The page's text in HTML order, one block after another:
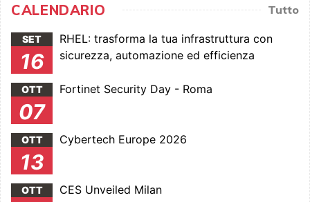
CALENDARIO Tutto
SET
16
RHEL: trasforma la tua infrastruttura con
sicurezza, automazione ed efficienza
OTT
07
Fortinet Security Day - Roma
OTT
13
Cybertech Europe 2026
OTT CES Unveiled Milan